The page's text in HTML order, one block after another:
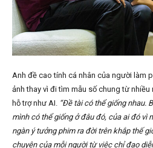
Anh đề cao tính cá nhân của người làm
ảnh thay vì đi tìm mẫu số chung từ
hỗ trợ như AI. “Đề tài có thể giống nhau.
mình có thể giống ở đâu đó, của ai đó vì
ngàn ý tưởng phim ra đời trên khắp thế
chuyện của mỗi người từ việc chỉ đạo